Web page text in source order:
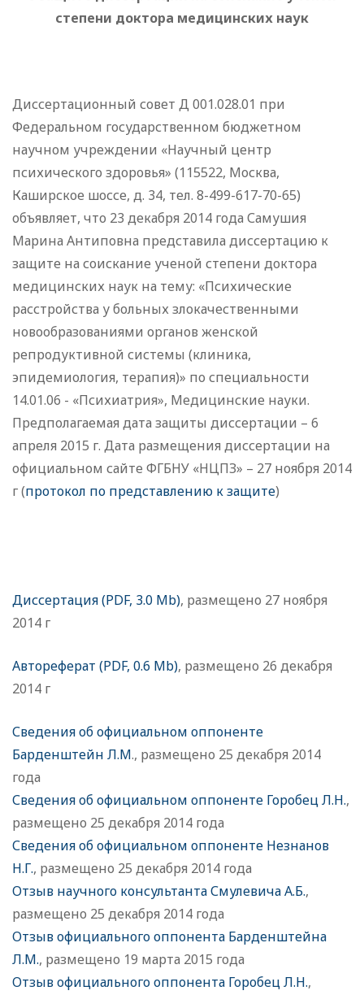
степени доктора медицинских наук
Диссертационный совет Д 001.028.01 при
Федеральном государственном бюджетном
научном учреждении «Научный центр
психического здоровья» (115522, Москва,
Каширское шоссе, д. 34, тел. 8-499-617-70-65)
объявляет, что 23 декабря 2014 года Самушия
Марина Антиповна представила диссертацию к
защите на соискание ученой степени доктора
медицинских наук на тему: «Психические
расстройства у больных злокачественными
новообразованиями органов женской
репродуктивной системы (клиника,
эпидемиология, терапия)» по специальности
14.01.06 - «Психиатрия», Медицинские науки.
Предполагаемая дата защиты диссертации – 6
апреля 2015 г. Дата размещения диссертации на
официальном сайте ФГБНУ «НЦПЗ» – 27 ноября 2014
г (протокол по представлению к защите)
Диссертация (PDF, 3.0 Mb), размещено 27 ноября
2014 г
Автореферат (PDF, 0.6 Mb), размещено 26 декабря
2014 г
Сведения об официальном оппоненте
Барденштейн Л.М., размещено 25 декабря 2014
года
Сведения об официальном оппоненте Горобец Л.Н.,
размещено 25 декабря 2014 года
Сведения об официальном оппоненте Незнанов
Н.Г., размещено 25 декабря 2014 года
Отзыв научного консультанта Смулевича А.Б.,
размещено 25 декабря 2014 года
Отзыв официального оппонента Барденштейна
Л.М., размещено 19 марта 2015 года
Отзыв официального оппонента Горобец Л.Н.,